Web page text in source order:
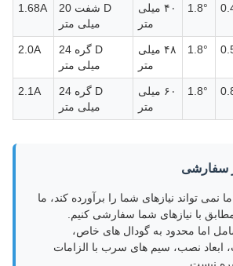
1.8°
۴۰ میلی
متر
D شفت 20
میلی متر
1.68A
1.8°
۴۸ میلی
متر
D گره 24
میلی متر
2.0A
1.8°
۶۰ میلی
متر
D گره 24
میلی متر
2.1A
سفارشی
نمی تواند نیازهای شما را برآورده کند، ما
با نیازهای شما سفارشی کنیم.
اما محدود به گودال های خاص،
ابعاد نصب، سیم های سرب با الزامات
نیست.